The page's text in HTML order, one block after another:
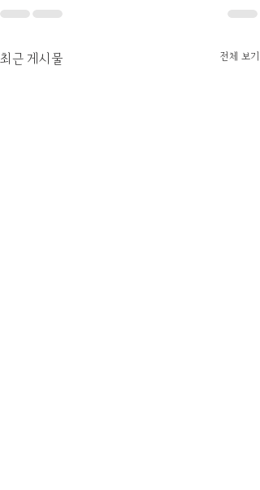
최근 게시물 전체 보기